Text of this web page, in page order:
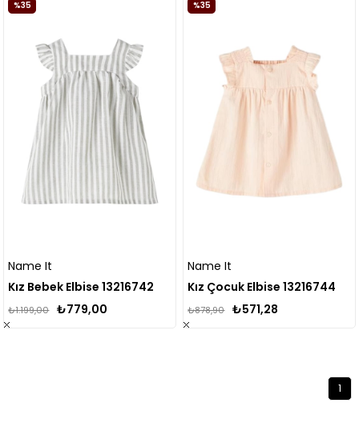
Name It
Kız Bebek Elbise 13216742
₺779,00
₺1.199,00
%35
Name It
Kız Çocuk Elbise 13216744
₺571,28
₺878,90
%35
1